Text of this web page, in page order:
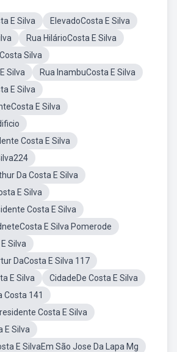
E Silva
ElevadoCosta E Silva
Rua HilárioCosta E Silva
Silva
Silva
Rua InambuCosta E Silva
E Silva
E Silva
Costa E Silva
Da Costa E Silva
E Silva
Costa E Silva
E Silva Pomerode
Silva
DaCosta E Silva 117
E Silva
CidadeDe Costa E Silva
Costa 141
Costa E Silva
E Silva
E SilvaEm São Jose Da Lapa Mg